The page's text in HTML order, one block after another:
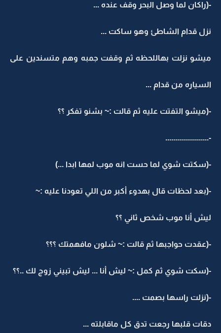
-(راكان لما وصل البحر وقف عنده ...
نزل قدام الشاطئ وهو ساكت ...
ميشو نزلت بهاللحظه ثم وقفت جمبه وهم متسندين على
السياره من قدام ...
-(ميشو التفتت عليه ثم قالت :~ بشنو تفكر ؟؟
-......................
-(سكتت شوي لما حست انه موب لمها ابدا ...)
-(بعد لحظات قال بهدوء أكبر من اللي تعودنا عليه :~
ليش أنا موب شخص ثاني ؟؟
-(عقدت حواجبها ثم قالت :~ شلون مافهمتك ؟؟؟
-(سكت شوي ثم كمل :~ ليش أنا ... ليش تبيني زوج لك ..؟؟
-(نزلت راسها بصمت ....
دقات قلبها رجعت تدق كل ماقابلته ...